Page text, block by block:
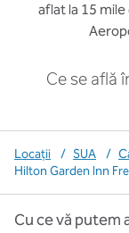
aflat la 15
Ce se află
Locații / SUA /
Hilton Garden Inn
Cu ce vă putem